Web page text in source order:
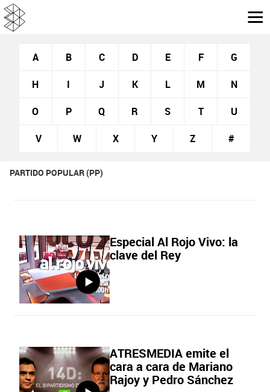
A B C D E F G
H I J K L M N
O P Q R S T U
V W X Y Z #
PARTIDO POPULAR (PP)
Especial Al Rojo Vivo: la
clave del Rey
ATRESMEDIA emite el
cara a cara de Mariano
Rajoy y Pedro Sánchez